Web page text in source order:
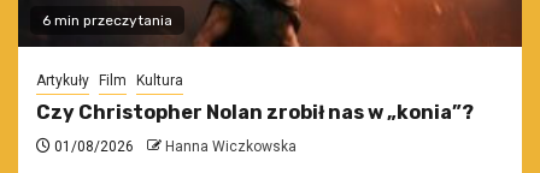
6 min przeczytania
Artykuły Film Kultura
Czy Christopher Nolan zrobił nas w „konia”?
01/08/2026 Hanna Wiczkowska